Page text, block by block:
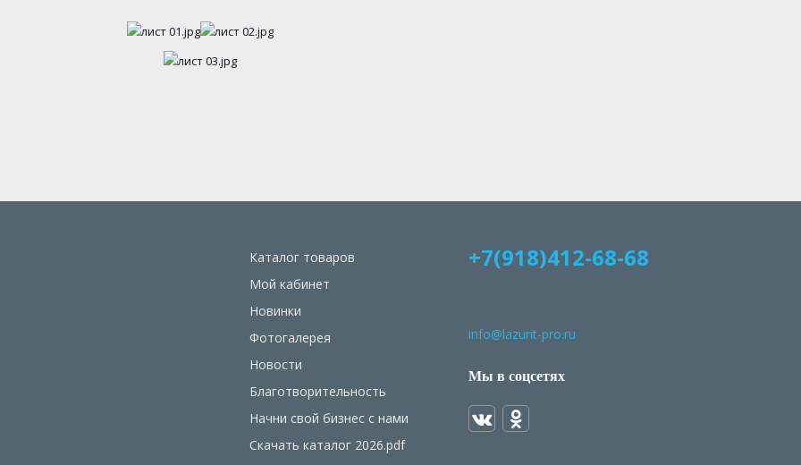
Каталог товаров
Мой кабинет
Новинки
Фотогалерея
Новости
Благотворительность
Начни свой бизнес с нами
Скачать каталог 2026.pdf
+7(918)412-68-68
info@lazurit-pro.ru
Мы в соцсетях